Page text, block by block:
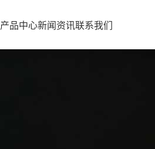
产品中心新闻资讯联系我们